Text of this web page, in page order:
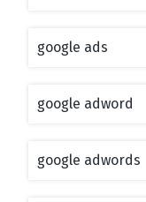
google ads
google adword
google adwords